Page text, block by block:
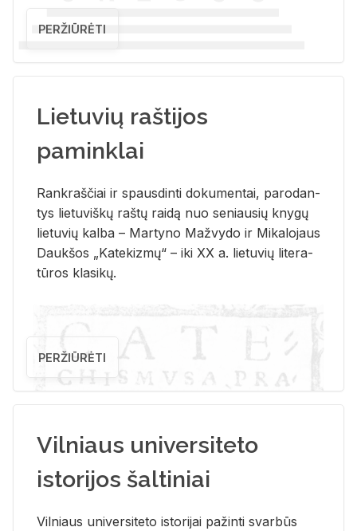
PERŽIŪRĖTI
Lietuvių raštijos
paminklai
Rank­raš­čiai ir spaus­din­ti do­ku­men­tai, pa­ro­dan­
tys lie­tu­viš­kų raš­tų rai­dą nuo se­niau­sių kny­gų
lie­tu­vių kal­ba – Mar­ty­no Ma­žvy­do ir Mi­ka­lo­jaus
Dauk­šos „Ka­te­kiz­mų“ – iki XX a. lie­tu­vių li­te­ra­
tū­ros kla­si­kų.
PERŽIŪRĖTI
Vilniaus universiteto
istorijos šaltiniai
Vil­niaus uni­ver­si­te­to is­to­ri­jai pa­žin­ti svar­būs